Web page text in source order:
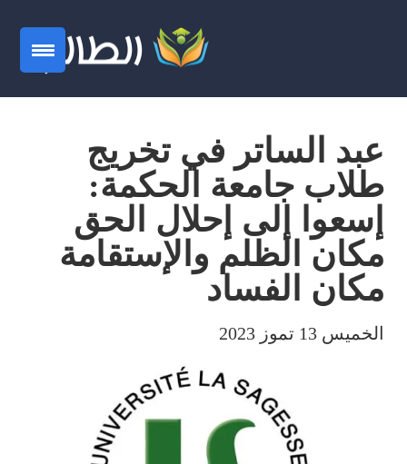
عبد الساتر في تخريج
طلاب جامعة الحكمة:
إسعوا إلى إحلال الحق
مكان الظلم والإستقامة
مكان الفساد
الخميس 13 تموز 2023